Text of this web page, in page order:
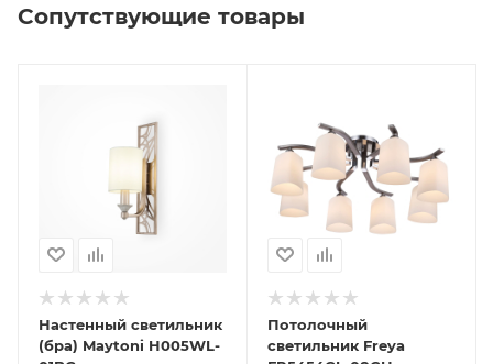
Сопутствующие товары
Настенный светильник
(бра) Maytoni H005WL-
Потолочный
светильник Freya